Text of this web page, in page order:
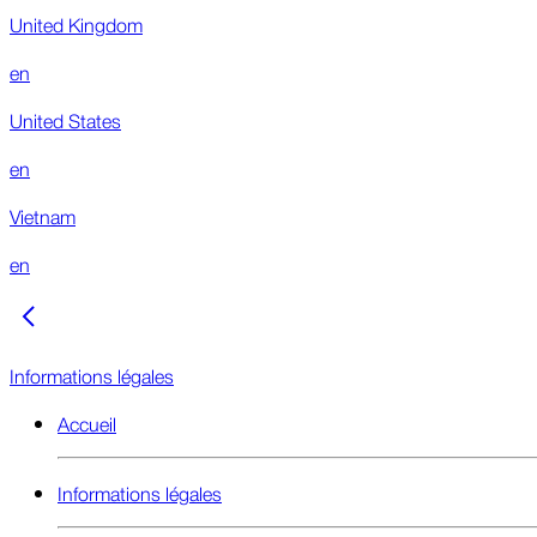
United Kingdom
en
United States
en
Vietnam
en
Informations légales
Accueil
Informations légales